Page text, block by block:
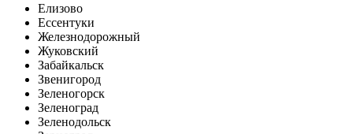
Елизово
Ессентуки
Железнодорожный
Жуковский
Забайкальск
Звенигород
Зеленогорск
Зеленоград
Зеленодольск